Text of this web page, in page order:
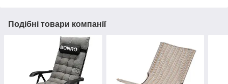
Подібні товари компанії